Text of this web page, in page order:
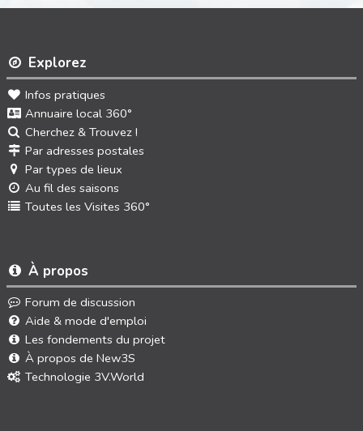
Explorez
Infos pratiques
Annuaire local 360°
Cherchez & Trouvez !
Par adresses postales
Par types de lieux
Au fil des saisons
Toutes les Visites 360°
À propos
Forum de discussion
Aide & mode d'emploi
Les fondements du projet
À propos de New3S
Technologie 3V.World